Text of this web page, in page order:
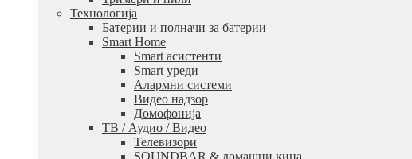
Технологија
Батерии и полначи за батерии
Smart Home
Smart асистенти
Smart уреди
Алармни системи
Видео надзор
Домофонија
ТВ / Аудио / Видео
Телевизори
SOUNDBAR & домашни кина